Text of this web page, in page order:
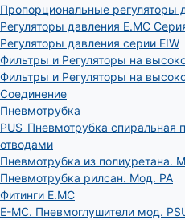
Пропорциональные регуляторы
Регуляторы давления E.MC
Регуляторы давления серии EIW
Фильтры и Регуляторы на
Фильтры и Регуляторы на
Соединение
Пневмотрубка
PUS_Пневмотрубка
отводами
Пневмотрубка из полиуретана.
Пневмотрубка рилсан. Мод. PA
Фитинги E.MC
E-MC. Пневмоглушители мод.